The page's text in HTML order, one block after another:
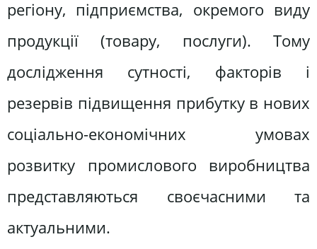
регіону, підприємства, окремого виду
продукції (товару, послуги). Тому
дослідження сутності, факторів і
резервів підвищення прибутку в нових
соціально-економічних умовах
розвитку промислового виробництва
представляються своєчасними та
актуальними.